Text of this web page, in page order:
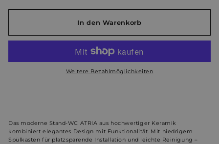
In den Warenkorb
Weitere Bezahlmöglichkeiten
Das moderne Stand-WC ATRIA aus hochwertiger Keramik
kombiniert elegantes Design mit Funktionalität. Mit niedrigem
Spülkasten für platzsparende Installation und leichte Reinigung –